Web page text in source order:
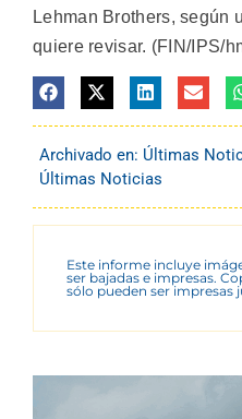
Lehman Brothers, según
quiere revisar. (FIN/IPS/
Archivado en: Últimas
Últimas Noticias
Este informe incluye
ser bajadas e impresas.
sólo pueden ser impresas